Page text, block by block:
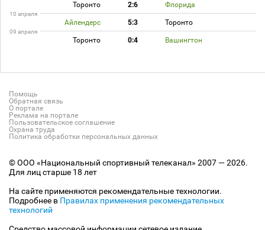
Торонто 2:6 Флорида
10 апреля
Айлендерс 5:3 Торонто
09 апреля
Торонто 0:4 Вашингтон
Помощь
Обратная связь
О портале
Реклама на портале
Пользовательское соглашение
Охрана труда
Политика обработки персональных данных
© ООО «Национальный спортивный телеканал» 2007 — 2026.
Для лиц старше 18 лет
На сайте применяются рекомендательные технологии.
Подробнее в Правилах применения рекомендательных
технологий